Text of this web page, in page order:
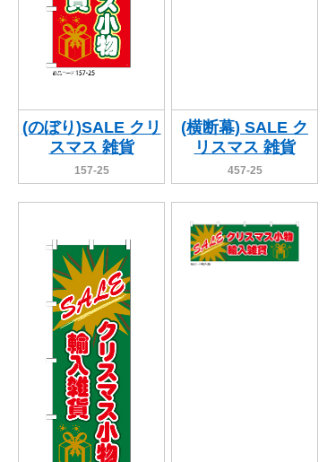
(のぼり)SALE クリ
スマス 雑貨
157-25
(横断幕) SALE ク
リスマス 雑貨
457-25